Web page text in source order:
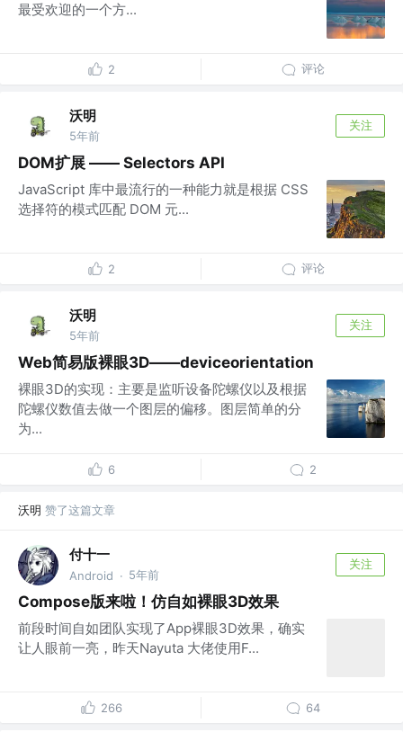
最受欢迎的一个方...
2 评论
沃明
5年前
关注
DOM扩展 —— Selectors API
JavaScript 库中最流行的一种能力就是根据 CSS
选择符的模式匹配 DOM 元...
2 评论
沃明
5年前
关注
Web简易版裸眼3D——deviceorientation
裸眼3D的实现：主要是监听设备陀螺仪以及根据
陀螺仪数值去做一个图层的偏移。图层简单的分
为...
6 2
沃明 赞了这篇文章
付十一
Android · 5年前
关注
Compose版来啦！仿自如裸眼3D效果
前段时间自如团队实现了App裸眼3D效果，确实
让人眼前一亮，昨天Nayuta 大佬使用F...
266 64